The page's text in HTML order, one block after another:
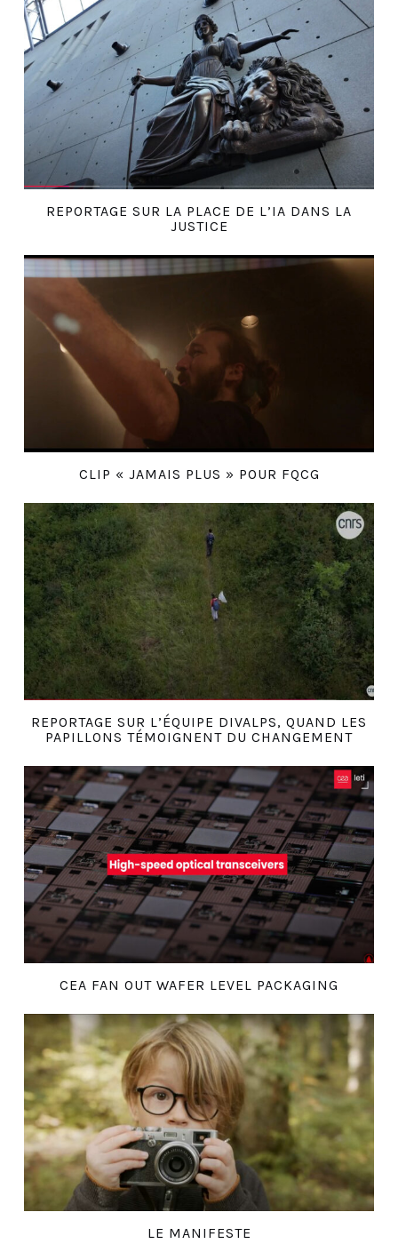
REPORTAGE SUR LA PLACE DE L’IA DANS LA
JUSTICE
CLIP « JAMAIS PLUS » POUR FQCG
REPORTAGE SUR L’ÉQUIPE DIVALPS, QUAND LES
PAPILLONS TÉMOIGNENT DU CHANGEMENT
CEA FAN OUT WAFER LEVEL PACKAGING
LE MANIFESTE